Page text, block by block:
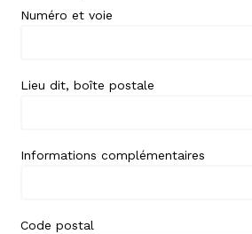
Numéro et voie
Lieu dit, boîte postale
Informations complémentaires
Code postal